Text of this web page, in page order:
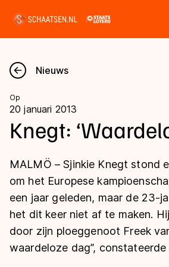
Nieuws
Kalender
Disciplines
Marathon
Langebaan
Inlineskaten
Uitslagen
Langebaan
Shorttrack
Tijden & historie
Nieuws
Op
20 januari 2013
Knegt:
MALMÖ – Sjinkie Knegt stond
om het Europese
een jaar geleden, maar de 23-
het dit keer niet af te maken.
door zijn ploeggenoot Freek
waardeloze dag”, constateerde